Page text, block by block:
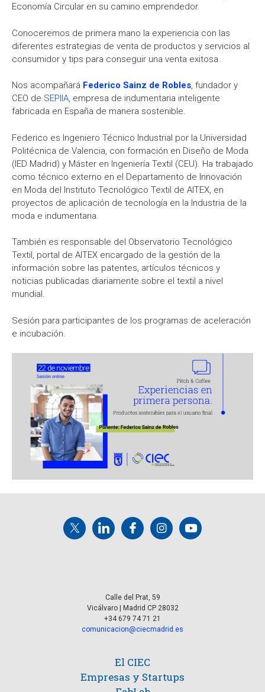
Economía Circular en su camino emprendedor.
Conoceremos de primera mano la experiencia con las
diferentes estrategias de venta de productos y servicios al
consumidor y tips para conseguir una venta exitosa.
Nos acompañará Federico Sainz de Robles, fundador y
CEO de SEPIIA, empresa de indumentaria inteligente
fabricada en España de manera sostenible.
Federico es Ingeniero Técnico Industrial por la Universidad
Politécnica de Valencia, con formación en Diseño de Moda
(IED Madrid) y Máster en Ingeniería Textil (CEU). Ha trabajado
como técnico externo en el Departamento de Innovación
en Moda del Instituto Tecnológico Textil de AITEX, en
proyectos de aplicación de tecnología en la Industria de la
moda e indumentaria.
También es responsable del Observatorio Tecnológico
Textil, portal de AITEX encargado de la gestión de la
información sobre las patentes, artículos técnicos y
noticias publicadas diariamente sobre el textil a nivel
mundial.
Sesión para participantes de los programas de aceleración
e incubación.
Calle del Prat, 59
Vicálvaro | Madrid CP 28032
+34 679 74 71 21
comunicacion@ciecmadrid.es
El CIEC
Empresas y Startups